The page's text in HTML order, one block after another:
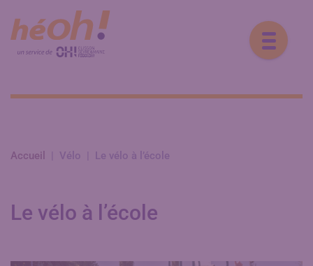
Accueil Vélo Le vélo à l’école
Le vélo à l’école